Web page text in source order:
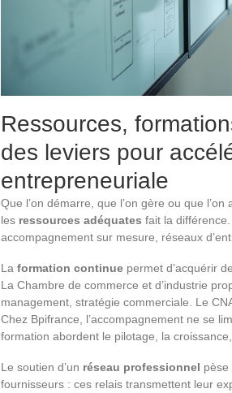
Ressources,
des leviers pour
entrepreneuriale
Que l’on démarre, que l’on gère ou que
les ressources adéquates fait la différence.
accompagnement sur mesure, réseaux
La formation continue permet d’acquérir
La Chambre de commerce et d’industrie
management, stratégie commerciale. Le
Chez Bpifrance, l’accompagnement ne se
formation abordent le pilotage, la croissance,
Le soutien d’un réseau professionnel pèse
fournisseurs : ces relais transmettent leur